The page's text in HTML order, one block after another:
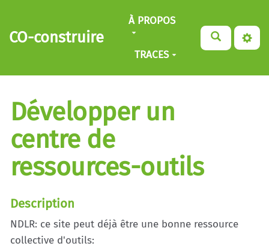
Aller au contenu principal
CO-construire
À PROPOS
TRACES
Développer un
centre de
ressources-outils
Description
NDLR: ce site peut déjà être une bonne ressource
collective d'outils: